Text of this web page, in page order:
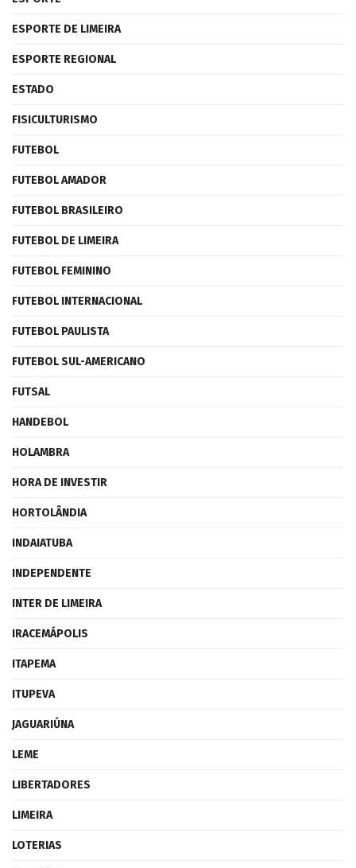
ESPORTE DE LIMEIRA
ESPORTE REGIONAL
ESTADO
FISICULTURISMO
FUTEBOL
FUTEBOL AMADOR
FUTEBOL BRASILEIRO
FUTEBOL DE LIMEIRA
FUTEBOL FEMININO
FUTEBOL INTERNACIONAL
FUTEBOL PAULISTA
FUTEBOL SUL-AMERICANO
FUTSAL
HANDEBOL
HOLAMBRA
HORA DE INVESTIR
HORTOLÂNDIA
INDAIATUBA
INDEPENDENTE
INTER DE LIMEIRA
IRACEMÁPOLIS
ITAPEMA
ITUPEVA
JAGUARIÚNA
LEME
LIBERTADORES
LIMEIRA
LOTERIAS